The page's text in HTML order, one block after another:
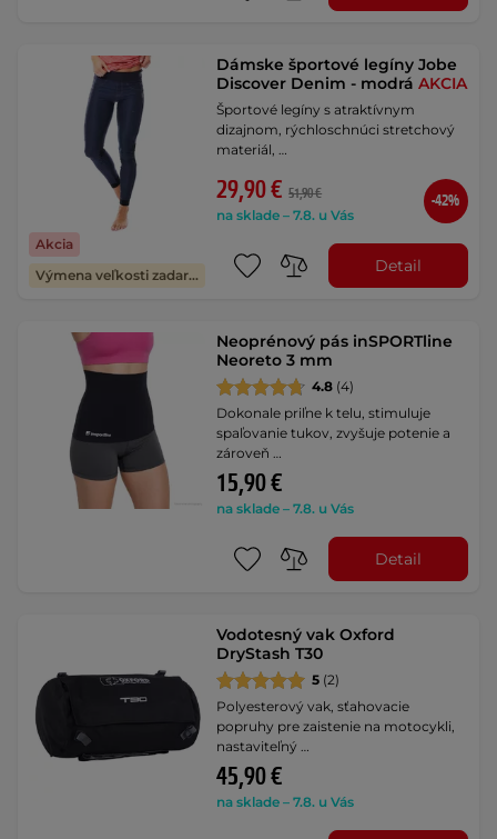
Akcia
Výmena veľkosti zadarmo
Dámske športové legíny Jobe
Discover Denim - modráAKCIA
Športové legíny s atraktívnym
dizajnom, rýchloschnúci stretchový
materiál, …
29,90 € 51,90 €
na sklade – 7.8. u Vás
-42%
Detail
Neoprénový pás inSPORTline
Neoreto 3 mm
4.8 (4)
Dokonale priľne k telu, stimuluje
spaľovanie tukov, zvyšuje potenie a
zároveň …
15,90 €
na sklade – 7.8. u Vás
Detail
Vodotesný vak Oxford
DryStash T30
5 (2)
Polyesterový vak, sťahovacie
popruhy pre zaistenie na motocykli,
nastaviteľný …
45,90 €
na sklade – 7.8. u Vás